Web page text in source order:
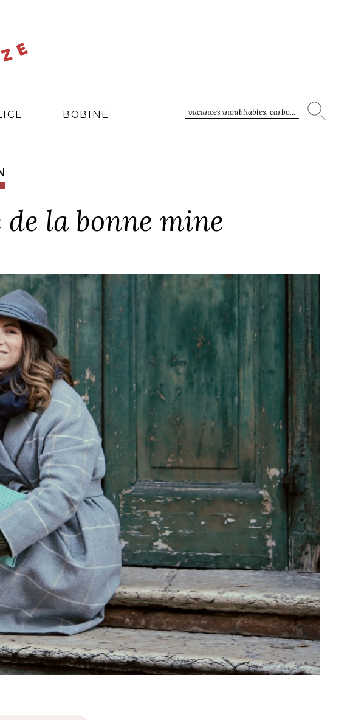
vacances inoubliables, carbo...
BOBINE
de la bonne mine